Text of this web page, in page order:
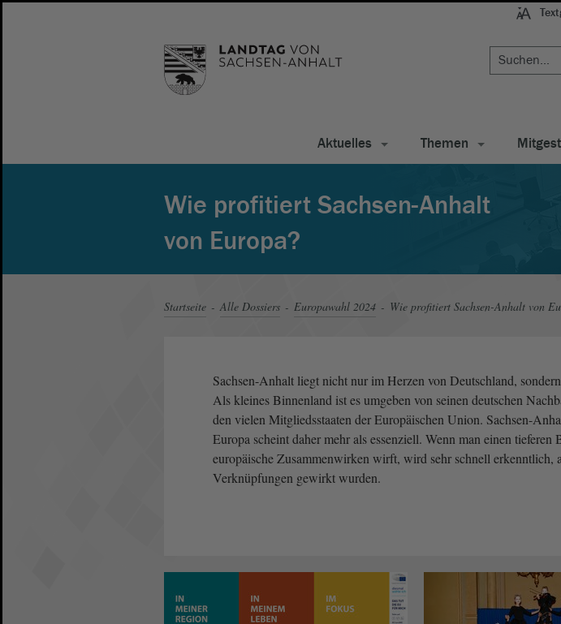
Aktuelles Themen
Wie profitiert Sachsen-Anhalt
von Europa?
Startseite Alle Dossiers Europawahl 2024 Wie profitiert Sachsen-Anhalt von
Sachsen-Anhalt liegt nicht nur im Herzen von Deutschland,
Als kleines Binnenland ist es umgeben von seinen deutschen
den vielen Mitgliedsstaaten der Europäischen Union. Sachsen-
Europa scheint daher mehr als essenziell. Wenn man einen tieferen
europäische Zusammenwirken wirft, wird sehr schnell erkenntlich,
Verknüpfungen gewirkt wurden.